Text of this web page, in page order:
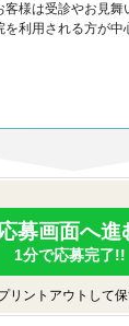
客様は受診やお見
を利用される方が中
募画面へ進
1分で応募完了!!
ントアウトして保